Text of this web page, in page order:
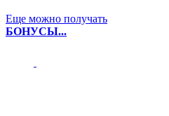
Еще можно получать
БОНУСЫ...